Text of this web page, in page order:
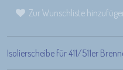
Zur Wunschliste
Isolierscheibe für 411/511er